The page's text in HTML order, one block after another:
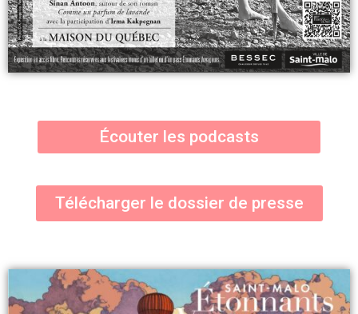
Écouter les podcasts
Télécharger le dossier de presse